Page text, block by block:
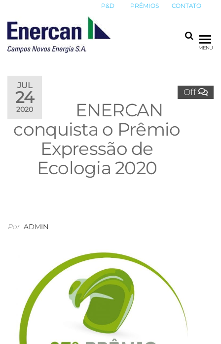
P&D PRÊMIOS CONTATO
MENU
JUL
24
2020
Off
ENERCAN
conquista o Prêmio
Expressão de
Ecologia 2020
Por ADMIN